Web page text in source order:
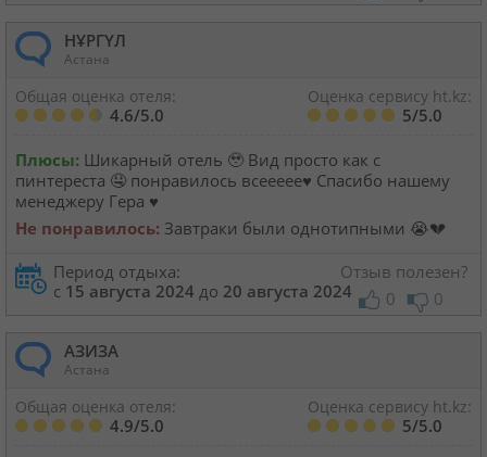
НҰРГҮЛ
Астана
Общая оценка отеля:
4.6/5.0
Оценка сервису ht.kz:
5/5.0
Плюсы: Шикарный отель 🥹 Вид просто как с
пинтереста 🤤 понравилось всеееее♥️ Спасибо нашему
менеджеру Гера ♥️
Не понравилось: Завтраки были однотипными 😭💔
Период отдыха:
с 15 августа 2024 до 20 августа 2024
Отзыв полезен?
0
0
АЗИЗА
Астана
Общая оценка отеля:
4.9/5.0
Оценка сервису ht.kz:
5/5.0